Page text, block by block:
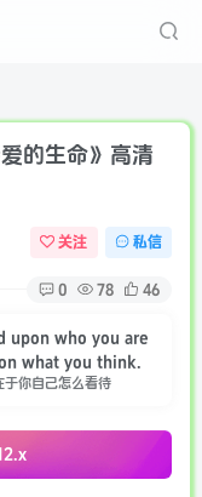
的生命》高清
关注 私信
0 78 46
upon who you are
what you think.
你自己怎么看待